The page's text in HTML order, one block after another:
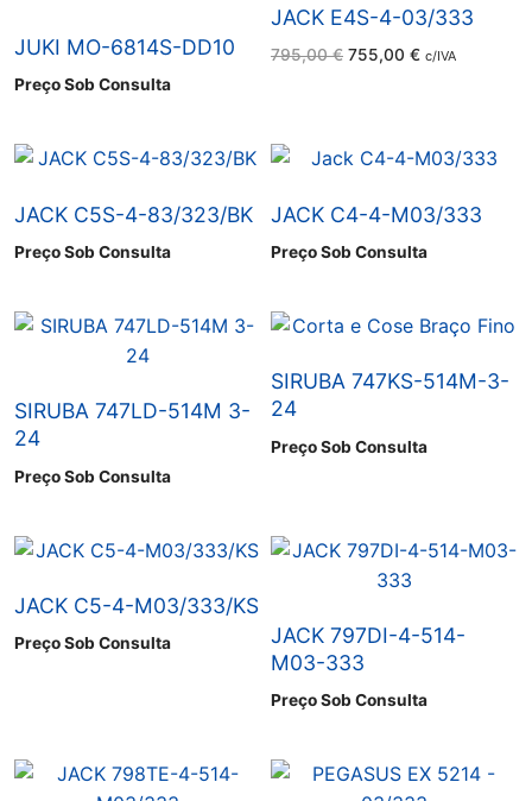
JUKI MO-6814S-DD10
Preço Sob Consulta
JACK E4S-4-03/333
795,00€ O
preço
755,00 €O
preço
c/IVA
JACK C5S-4-83/323/BK
Preço Sob Consulta
JACK C4-4-M03/333
Preço Sob Consulta
SIRUBA 747LD-514M 3-
24
Preço Sob Consulta
SIRUBA 747KS-514M-3-
24
Preço Sob Consulta
JACK C5-4-M03/333/KS
Preço Sob Consulta
JACK 797DI-4-514-
M03-333
Preço Sob Consulta